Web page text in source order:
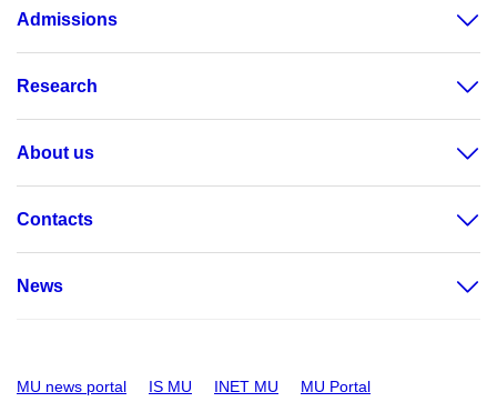
Admissions
Research
About us
Contacts
News
MU news portal IS MU INET MU MU Portal